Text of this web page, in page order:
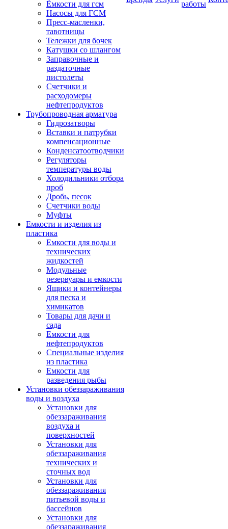
Ёмкости для гсм
Насосы для ГСМ
Пресс-масленки,
тавотницы
Тележки для бочек
Катушки со шлангом
Заправочные и
раздаточные
пистолеты
Счетчики и
расходомеры
нефтепродуктов
Трубопроводная арматура
Гидрозатворы
Вставки и патрубки
компенсационные
Конденсатоотводчики
Регуляторы
температуры воды
Холодильники отбора
проб
Дробь, песок
Счетчики воды
Муфты
Емкости и изделия из
пластика
Емкости для воды и
технических
жидкостей
Модульные
резервуары и емкости
Ящики и контейнеры
для песка и
химикатов
Товары для дачи и
сада
Емкости для
нефтепродуктов
Специальные изделия
из пластика
Емкости для
разведения рыбы
Установки обеззараживания
воды и воздуха
Установки для
обеззараживания
воздуха и
поверхностей
Установки для
обеззараживания
технических и
сточных вод
Установки для
обеззараживания
питьевой воды и
бассейнов
Установки для
обеззараживания
работы